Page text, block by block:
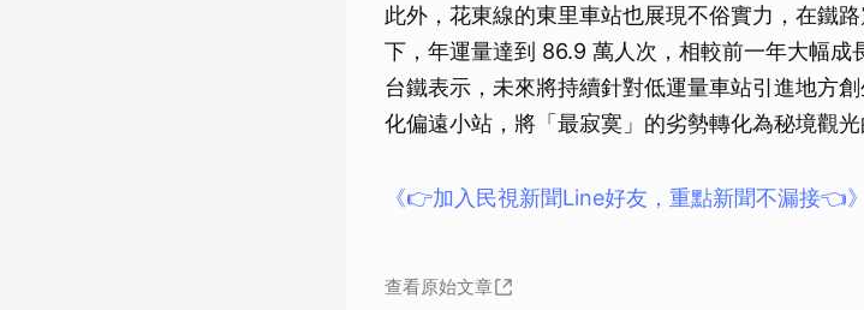
此外，花東線的東里車站也展現不俗實力，在鐵
下，年運量達到 86.9 萬人次，相較前一年大幅成
台鐵表示，未來將持續針對低運量車站引進地方
化偏遠小站，將「最寂寞」的劣勢轉化為秘境觀光
《👉加入民視新聞Line好友，重點新聞不漏接👈》
查看原始文章